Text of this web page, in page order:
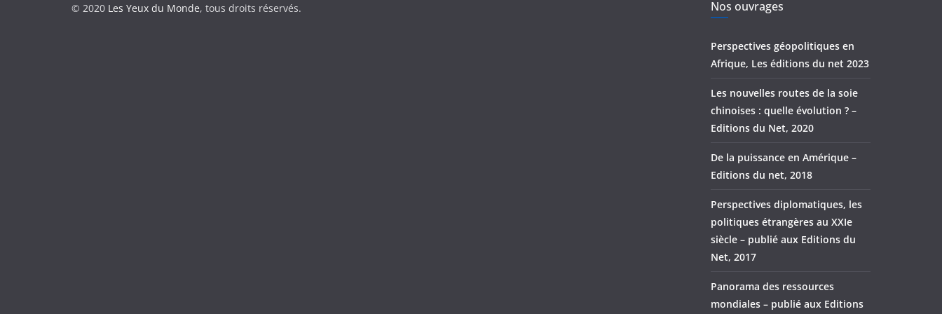
© 2020 Les Yeux du Monde, tous droits réservés. Nos ouvrages
Perspectives géopolitiques en
Afrique, Les éditions du net 2023
Les nouvelles routes de la soie
chinoises : quelle évolution ? –
Editions du Net, 2020
De la puissance en Amérique –
Editions du net, 2018
Perspectives diplomatiques, les
politiques étrangères au XXIe
siècle – publié aux Editions du
Net, 2017
Panorama des ressources
mondiales – publié aux Editions